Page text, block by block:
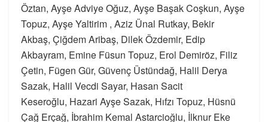
Öztan, Ayşe Adviye Oğuz, Ayşe Başak Coşkun, Ayşe
Topuz, Ayşe Yaltirim , Aziz Ünal Rutkay, Bekir
Akbaş, Çiğdem Aribaş, Dilek Özdemir, Edip
Akbayram, Emine Füsun Topuz, Erol Demiröz, Filiz
Çetin, Fügen Gür, Güvenç Üstündağ, Halil Derya
Sazak, Halil Vecdi Sayar, Hasan Sacit
Keseroğlu, Hazari Ayşe Sazak, Hıfzı Topuz, Hüsnü
Çağ Erçağ, İbrahim Kemal Astarcioğlu, İlknur Eke